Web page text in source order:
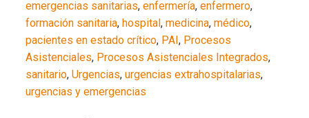
emergencias sanitarias,enfermería,enfermero,
formación sanitaria,hospital,medicina,médico,
pacientes en estado crítico, PAI, Procesos
Asistenciales, Procesos Asistenciales Integrados,
sanitario,Urgencias,urgencias extrahospitalarias,
urgencias y emergencias